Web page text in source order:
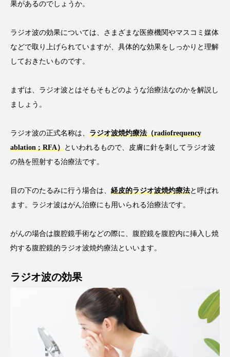
果があるのでしょうか。
ラジオ波の効果については、さまざまな医療機関やマスコミ媒体
などで取り上げられていますが、具体的な効果をしっかりと理解
しておきたいものです。
まずは、ラジオ波とはそもそもどのような治療法なのかを解説し
ましょう。
ラジオ波の正式名称は、 ラジオ波焼灼療法（radiofrequency
ablation ; RFA）
といわれるもので、皮膚に針を刺してラジオ波
の熱を照射する治療法です。
目の下のたるみに行う場合は、 経皮的ラジオ波焼灼療法と呼ばれ
ます。ラジオ波はがん治療にも用いられる治療法です。
がんの場合は腹腔鏡手術などの際に、腹腔鏡を腹腔内に挿入し焼
灼する腹腔鏡的ラジオ波焼灼療法といいます。
ラジオ波の効果